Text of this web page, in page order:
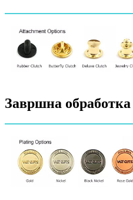
Завршна обработка